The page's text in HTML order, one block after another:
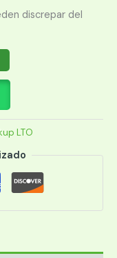
discrepar del
LTO